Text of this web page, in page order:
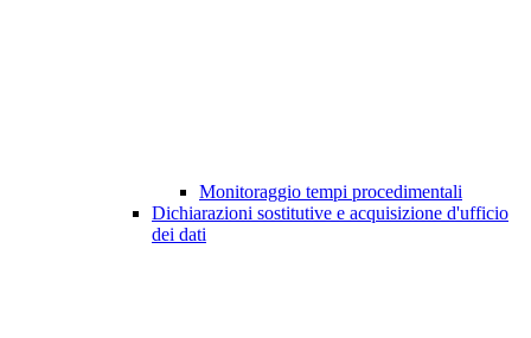
Monitoraggio tempi procedimentali
Dichiarazioni sostitutive e acquisizione d'ufficio
dei dati